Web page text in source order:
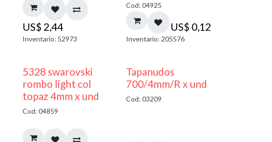
US$ 2,44
Inventario: 52973
Cod: 04925
US$ 0,12
Inventario: 205576
5328 swarovski
rombo light col
topaz 4mm x und
Cod: 04859
Tapanudos
700/4mm/R x und
Cod: 03209